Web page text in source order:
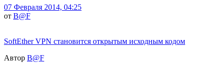
07 Февраля 2014, 04:25
от B@F
SoftEther VPN становится открытым исходным кодом
Автор B@F